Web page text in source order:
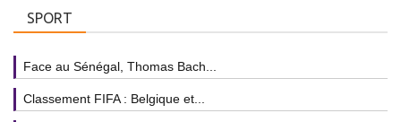
SPORT
Face au Sénégal, Thomas Bach...
Classement FIFA : Belgique et...